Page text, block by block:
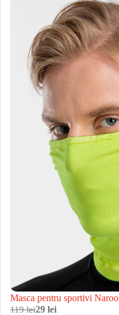
Masca pentru sportivi
119 lei29 lei